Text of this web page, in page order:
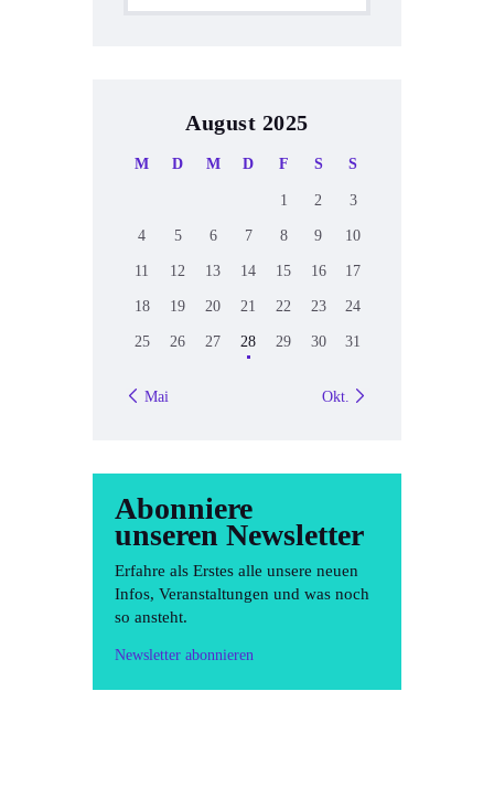
August 2025
M D M D F S S
1 2 3
4 5 6 7 8 9 10
11 12 13 14 15 16 17
18 19 20 21 22 23 24
25 26 27 28 29 30 31
« Mai Okt. »
Abonniere
unseren Newsletter
Erfahre als Erstes alle unsere neuen
Infos, Veranstaltungen und was noch
so ansteht.
Newsletter abonnieren